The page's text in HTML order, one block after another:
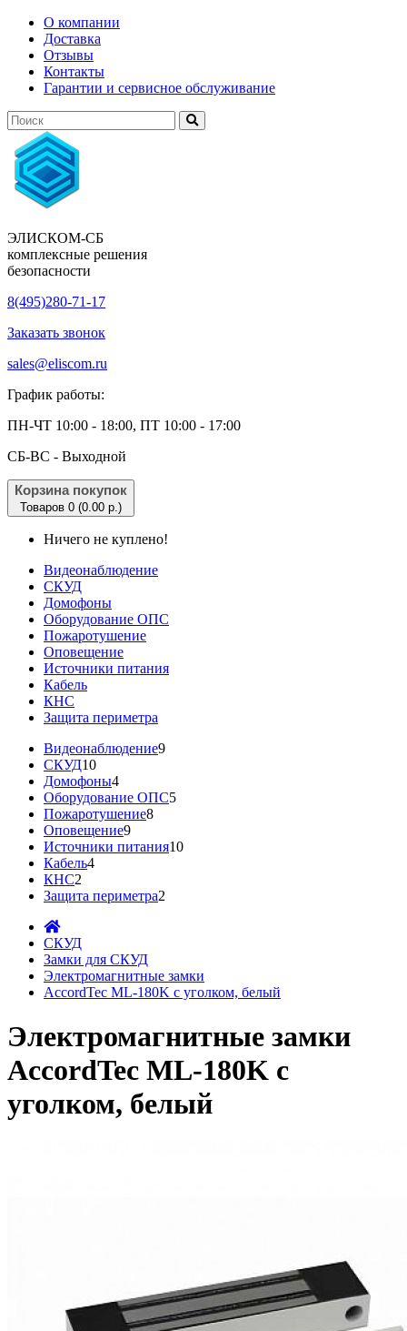
О компании
Доставка
Отзывы
Контакты
Гарантии и сервисное обслуживание
ЭЛИСКОМ-СБ
комплексные решения
безопасности
8(495)280-71-17
Заказать звонок
sales@eliscom.ru
График работы:
ПН-ЧТ 10:00 - 18:00, ПТ 10:00 - 17:00
CБ-ВС - Выходной
Корзина покупок
Товаров 0 (0.00 р.)
Ничего не куплено!
Видеонаблюдение
СКУД
Домофоны
Оборудование ОПС
Пожаротушение
Оповещение
Источники питания
Кабель
КНС
Защита периметра
Видеонаблюдение9
СКУД10
Домофоны4
Оборудование ОПС5
Пожаротушение8
Оповещение9
Источники питания10
Кабель4
КНС2
Защита периметра2
СКУД
Замки для СКУД
Электромагнитные замки
AccordTec ML-180K с уголком, белый
Электромагнитные замки
AccordTec ML-180K с
уголком, белый